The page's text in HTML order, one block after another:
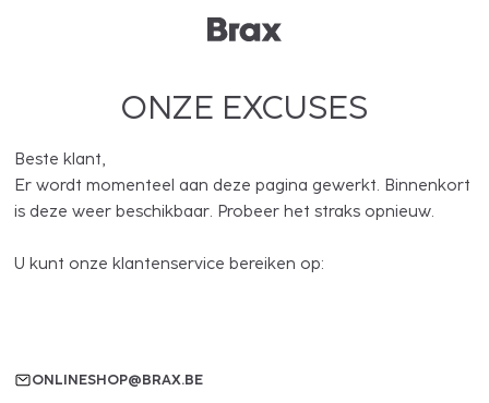
ONZE EXCUSES
Beste klant,
Er wordt momenteel aan deze pagina gewerkt. Binnenkort
is deze weer beschikbaar. Probeer het straks opnieuw.
U kunt onze klantenservice bereiken op:
ONLINESHOP@BRAX.BE